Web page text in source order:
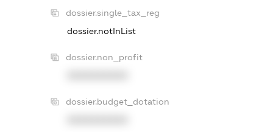
dossier.single_tax_reg
dossier.notInList
dossier.non_profit
dossier.budget_dotation